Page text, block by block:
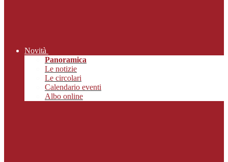
Novità
Panoramica
Le notizie
Le circolari
Calendario eventi
Albo online